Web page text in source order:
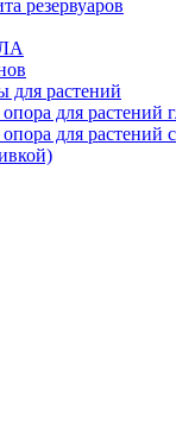
резервуаров
для растений
для растений
для растений